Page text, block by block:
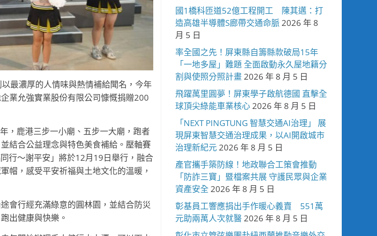
最濃厚的人情味與熱情補給聞名，今年
業允強實業股份有限公司慷慨捐贈200
，鹿港三步一小廟、五步一大廟，跑者
結合公益理念與特色美食補給。壓軸賽
行～謝平安」將於12月19日舉行，融合
帽，感受平安祈福與土地文化的溫暖，
會行經充滿綠意的圓林園，並結合防災
出健康與快樂。
國1橋科匝道52億工程開工 陳其邁：打
造高雄半導體S廊帶交通命脈2026 年 8
月 5 日
率全國之先！屏東縣自籌縣款破局15年
「一地多屋」難題 全面啟動永久屋地籍分
割與使照分照計畫2026 年 8 月 5 日
飛躍萬里圓夢！屏東學子啟航德國 直擊全
球頂尖綠能車業核心2026 年 8 月 5 日
「NEXT PINGTUNG 智慧交通AI治理」 展
現屏東智慧交通治理成果，以AI開啟城市
治理新紀元2026 年 8 月 5 日
產官攜手築防線！地政聯合工策會推動
「防詐三寶」暨檔案共展 守護民眾與企業
資產安全 2026 年 8 月 5 日
彰基員工響應捐出手作暖心義賣 551萬
元助兩萬人次就醫2026 年 8 月 5 日